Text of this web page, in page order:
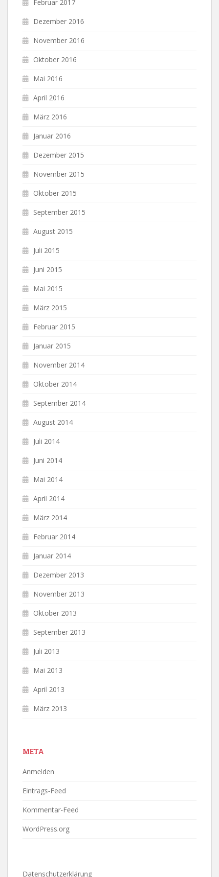
Februar 2017
Dezember 2016
November 2016
Oktober 2016
Mai 2016
April 2016
März 2016
Januar 2016
Dezember 2015
November 2015
Oktober 2015
September 2015
August 2015
Juli 2015
Juni 2015
Mai 2015
März 2015
Februar 2015
Januar 2015
November 2014
Oktober 2014
September 2014
August 2014
Juli 2014
Juni 2014
Mai 2014
April 2014
März 2014
Februar 2014
Januar 2014
Dezember 2013
November 2013
Oktober 2013
September 2013
Juli 2013
Mai 2013
April 2013
März 2013
META
Anmelden
Eintrags-Feed
Kommentar-Feed
WordPress.org
Datenschutzerklärung